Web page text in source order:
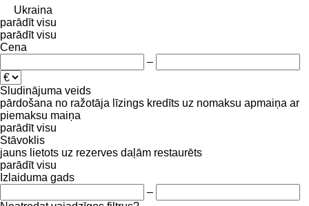
Ukraina
parādīt visu
parādīt visu
Cena
–
Sludinājuma veids
pārdošana no ražotāja līzings kredīts uz nomaksu apmaiņa ar
piemaksu maiņa
parādīt visu
Stāvoklis
jauns lietots uz rezerves daļām restaurēts
parādīt visu
Izlaiduma gads
–